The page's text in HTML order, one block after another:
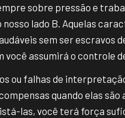
sobre pressão e
lado B. Aquelas
sem ser escravos
assumirá o controle
ou falhas de
quando elas são
las, você terá força